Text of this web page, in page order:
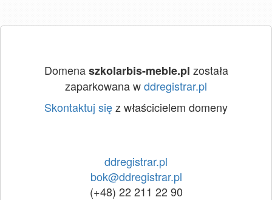
Domenaszkolarbis-meble.pl została
zaparkowana wddregistrar.pl
Skontaktuj sięz właścicielem domeny
ddregistrar.pl
bok@ddregistrar.pl
(+48) 22 211 22 90